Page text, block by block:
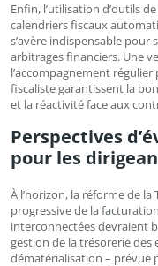
Enfin, l’utilisation d’outils
calendriers fiscaux
s’avère indispensable
arbitrages financiers. Une
l’accompagnement
fiscaliste garantissent la
et la réactivité face aux
Perspectives
pour les
À l’horizon, la réforme de
progressive de la
interconnectées devraient
gestion de la trésorerie des
dématérialisation – prévue